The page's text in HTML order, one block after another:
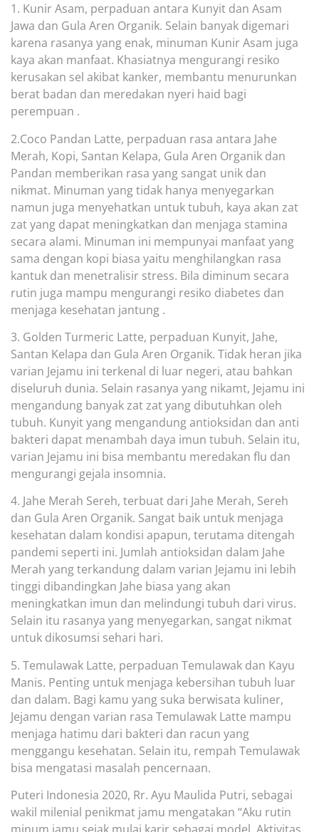
1. Kunir Asam, perpaduan antara Kunyit dan Asam
Jawa dan Gula Aren Organik. Selain banyak digemari
karena rasanya yang enak, minuman Kunir Asam juga
kaya akan manfaat. Khasiatnya mengurangi resiko
kerusakan sel akibat kanker, membantu menurunkan
berat badan dan meredakan nyeri haid bagi
perempuan .
2.Coco Pandan Latte, perpaduan rasa antara Jahe
Merah, Kopi, Santan Kelapa, Gula Aren Organik dan
Pandan memberikan rasa yang sangat unik dan
nikmat. Minuman yang tidak hanya menyegarkan
namun juga menyehatkan untuk tubuh, kaya akan zat
zat yang dapat meningkatkan dan menjaga stamina
secara alami. Minuman ini mempunyai manfaat yang
sama dengan kopi biasa yaitu menghilangkan rasa
kantuk dan menetralisir stress. Bila diminum secara
rutin juga mampu mengurangi resiko diabetes dan
menjaga kesehatan jantung .
3. Golden Turmeric Latte, perpaduan Kunyit, Jahe,
Santan Kelapa dan Gula Aren Organik. Tidak heran jika
varian Jejamu ini terkenal di luar negeri, atau bahkan
diseluruh dunia. Selain rasanya yang nikamt, Jejamu ini
mengandung banyak zat zat yang dibutuhkan oleh
tubuh. Kunyit yang mengandung antioksidan dan anti
bakteri dapat menambah daya imun tubuh. Selain itu,
varian Jejamu ini bisa membantu meredakan flu dan
mengurangi gejala insomnia.
4. Jahe Merah Sereh, terbuat dari Jahe Merah, Sereh
dan Gula Aren Organik. Sangat baik untuk menjaga
kesehatan dalam kondisi apapun, terutama ditengah
pandemi seperti ini. Jumlah antioksidan dalam Jahe
Merah yang terkandung dalam varian Jejamu ini lebih
tinggi dibandingkan Jahe biasa yang akan
meningkatkan imun dan melindungi tubuh dari virus.
Selain itu rasanya yang menyegarkan, sangat nikmat
untuk dikosumsi sehari hari.
5. Temulawak Latte, perpaduan Temulawak dan Kayu
Manis. Penting untuk menjaga kebersihan tubuh luar
dan dalam. Bagi kamu yang suka berwisata kuliner,
Jejamu dengan varian rasa Temulawak Latte mampu
menjaga hatimu dari bakteri dan racun yang
menggangu kesehatan. Selain itu, rempah Temulawak
bisa mengatasi masalah pencernaan.
Puteri Indonesia 2020, Rr. Ayu Maulida Putri, sebagai
wakil milenial penikmat jamu mengatakan “Aku rutin